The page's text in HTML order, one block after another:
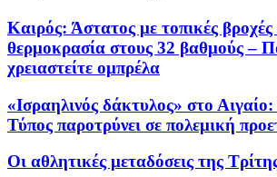
Καιρός: Άστατος με τοπικές βροχές
θερμοκρασία στους 32 βαθμούς –
χρειαστείτε ομπρέλα
«Iσραηλινός δάκτυλος» στο
Τύπος παροτρύνει σε πολεμική
Οι αθλητικές μεταδόσεις της